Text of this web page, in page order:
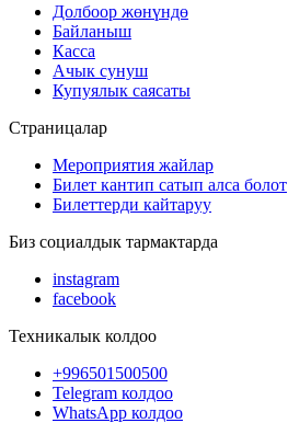
Долбоор жөнүндө
Байланыш
Касса
Ачык сунуш
Купуялык саясаты
Страницалар
Мероприятия жайлар
Билет кантип сатып алса болот
Билеттерди кайтаруу
Биз социалдык тармактарда
instagram
facebook
Техникалык колдоо
+996501500500
Telegram колдоо
WhatsApp колдоо